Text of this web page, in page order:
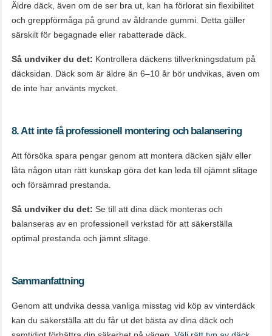
Äldre däck, även om de ser bra ut, kan ha förlorat sin flexibilitet
och greppförmåga på grund av åldrande gummi. Detta gäller
särskilt för begagnade eller rabatterade däck.
Så undviker du det: Kontrollera däckens tillverkningsdatum på
däcksidan. Däck som är äldre än 6–10 år bör undvikas, även om
de inte har använts mycket.
8. Att inte få professionell montering och balansering
Att försöka spara pengar genom att montera däcken själv eller
låta någon utan rätt kunskap göra det kan leda till ojämnt slitage
och försämrad prestanda.
Så undviker du det: Se till att dina däck monteras och
balanseras av en professionell verkstad för att säkerställa
optimal prestanda och jämnt slitage.
Sammanfattning
Genom att undvika dessa vanliga misstag vid köp av vinterdäck
kan du säkerställa att du får ut det bästa av dina däck och